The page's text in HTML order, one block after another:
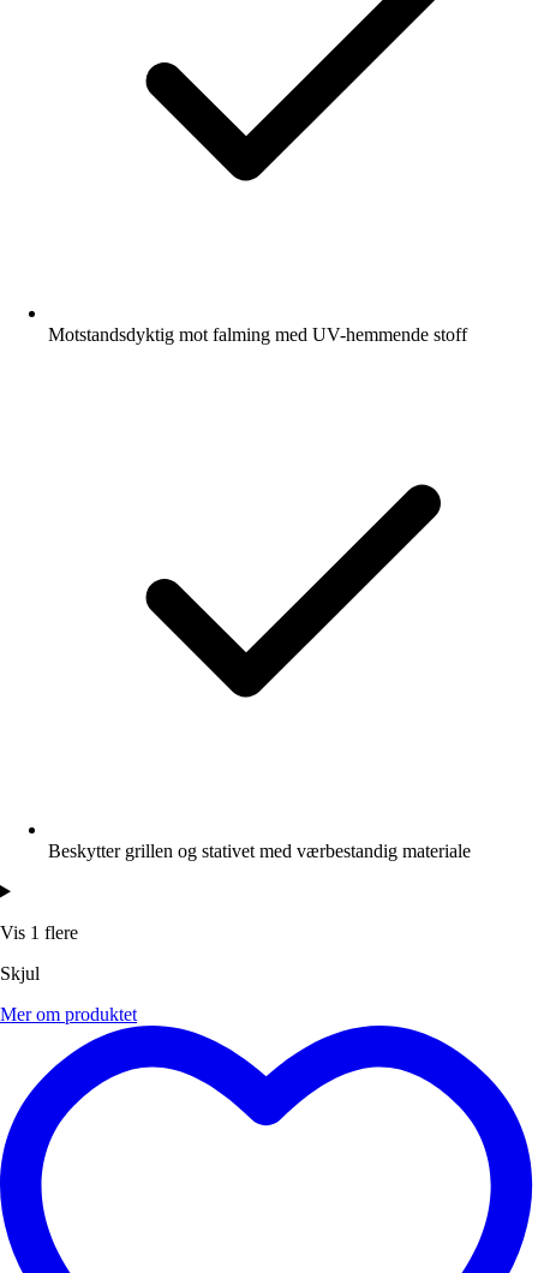
Motstandsdyktig mot falming med UV-hemmende stoff
Beskytter grillen og stativet med værbestandig materiale
Vis 1 flere
Skjul
Mer om produktet